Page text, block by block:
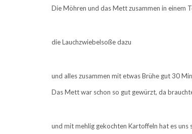
Die Möhren und das Mett zusammen in einem
die Lauchzwiebelsoße dazu
und alles zusammen mit etwas Brühe gut 30
Das Mett war schon so gut gewürzt, da
und mit mehlig gekochten Kartoffeln hat es uns